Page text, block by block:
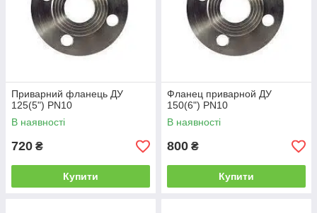
Приварний фланець ДУ
125(5") PN10
В наявності
720 ₴
Купити
Фланец приварной ДУ
150(6") PN10
В наявності
800 ₴
Купити